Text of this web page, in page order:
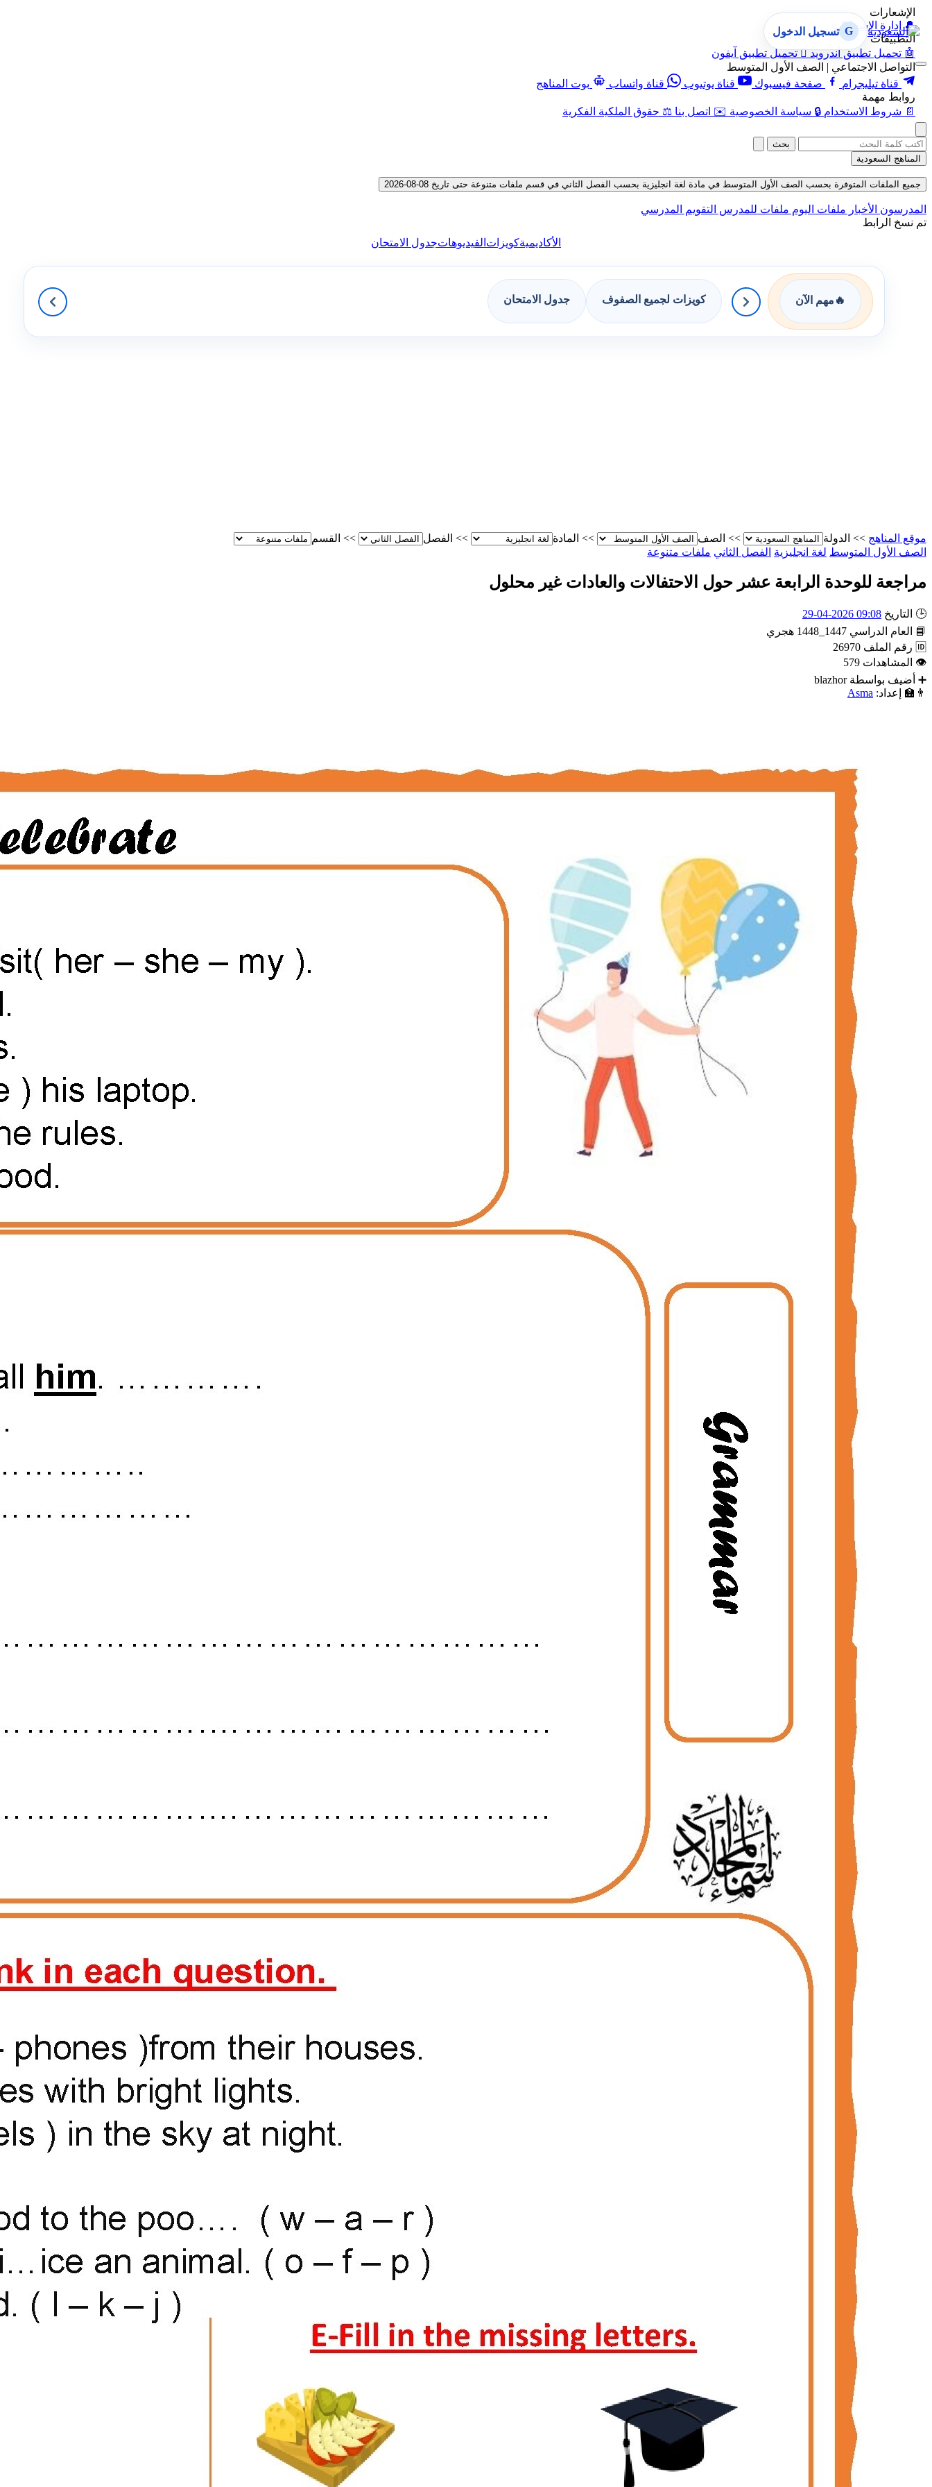
الإشعارات
🔔 إدارة الإشعارات
التطبيقات
🤖 تحميل تطبيق أندرويد  تحميل تطبيق آيفون
التواصل الاجتماعي | الصف الأول المتوسط
قناة تيليجرام
صفحة فيسبوك قناة يوتيوب قناة واتساب
بوت المناهج
روابط مهمة
📄 شروط الاستخدام 🔒 سياسة الخصوصية ✉️ اتصل بنا ⚖️ حقوق الملكية الفكرية
G تسجيل الدخول
بحث
المناهج السعودية
جميع الملفات المتوفرة بحسب الصف الأول المتوسط في مادة لغة انجليزية بحسب الفصل الثاني في قسم ملفات متنوعة حتى تاريخ 08-08-2026
المدرسون الأخبار ملفات اليوم ملفات للمدرس التقويم المدرسي
تم نسخ الرابط
الأكاديميةكويزات الفيديوهاتجدول الامتحان
🔥 مهم الآن كويزات لجميع الصفوف جدول الامتحان
موقع المناهج >> الدولة >> الصف >> المادة >> الفصل >> القسم
الصف الأول المتوسط لغة انجليزية الفصل الثاني ملفات متنوعة
مراجعة للوحدة الرابعة عشر حول الاحتفالات والعادات غير محلول
🕒 التاريخ 09:08 2026-04-29
📘
العام الدراسي 1447_1448 هجري
🆔 رقم الملف 26970
👁 المشاهدات 579
➕ أضيف بواسطة blazhor
👨‍🏫
إعداد: Asma